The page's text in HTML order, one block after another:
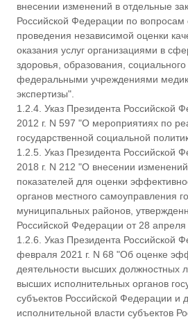
внесении изменений в отдельные
Российской Федерации по вопросам
проведения независимой оценки
оказания услуг организациями в
здоровья, образования,
федеральными учреждениями
экспертизы".
1.2.4. Указ Президента Российской
2012 г. N 597 "О мероприятиях по
государственной социальной
1.2.5. Указ Президента Российской
2018 г. N 212 "О внесении
показателей для оценки
органов местного самоуправления
муниципальных районов,
Российской Федерации от 28 апреля
1.2.6. Указ Президента Российской
февраля 2021 г. N 68 "Об оценке
деятельности высших должностных
высших исполнительных органов
субъектов Российской Федерации и
исполнительной власти субъектов